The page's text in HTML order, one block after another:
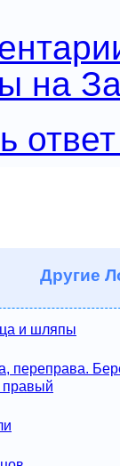
на
Другие
и шляпы
переправа.
правый